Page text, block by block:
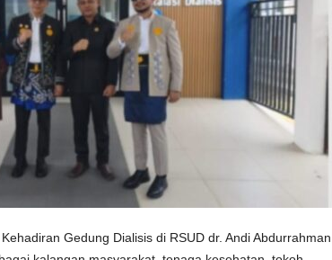
Gedung Dialisis di RSUD dr. Andi Abdurrahman